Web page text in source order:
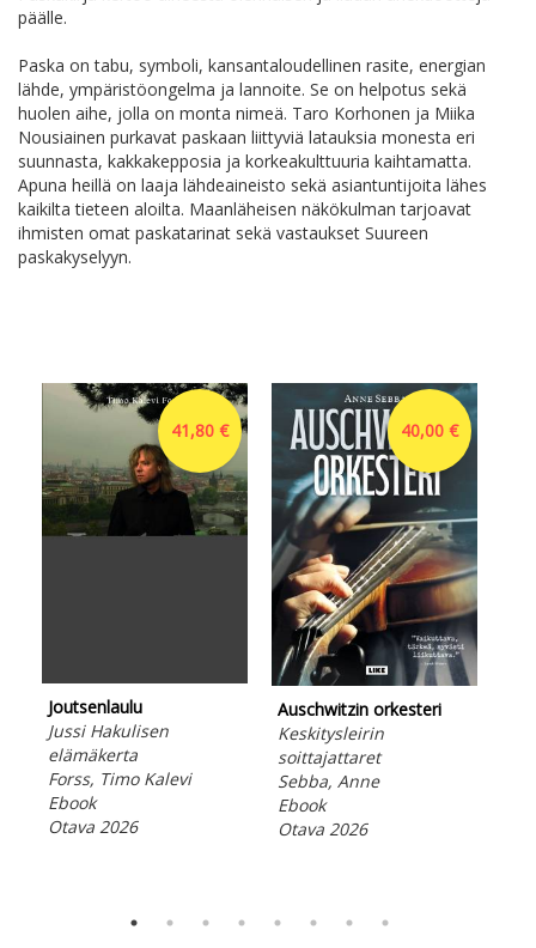
päälle.
Paska on tabu, symboli, kansantaloudellinen rasite, energian
lähde, ympäristöongelma ja lannoite. Se on helpotus sekä
huolen aihe, jolla on monta nimeä. Taro Korhonen ja Miika
Nousiainen purkavat paskaan liittyviä latauksia monesta eri
suunnasta, kakkakepposia ja korkeakulttuuria kaihtamatta.
Apuna heillä on laaja lähdeaineisto sekä asiantuntijoita lähes
kaikilta tieteen aloilta. Maanläheisen näkökulman tarjoavat
ihmisten omat paskatarinat sekä vastaukset Suureen
paskakyselyyn.
41,80 €
Joutsenlaulu
Jussi Hakulisen
elämäkerta
Forss, Timo Kalevi
Ebook
Otava 2026
40,00 €
Auschwitzin orkesteri
Keskitysleirin
soittajattaret
Sebba, Anne
Ebook
Otava 2026